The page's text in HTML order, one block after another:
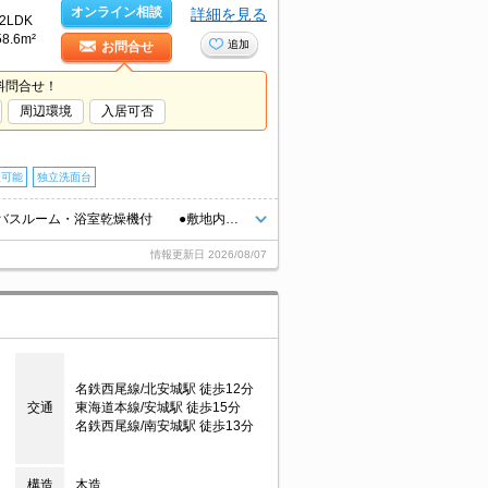
オンライン相談
お問合せ
詳細を見る
追加
合せ！
周辺環境
入居可否
能 独立洗面台
情報更新日 2026/08/07
交通
名鉄西尾線/北安城駅 徒歩12分
東海道本線/安城駅 徒歩15分
名鉄西尾線/南安城駅 徒歩13分
構造 木造